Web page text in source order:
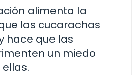
alimenta la
las cucarachas
hace que las
un miedo